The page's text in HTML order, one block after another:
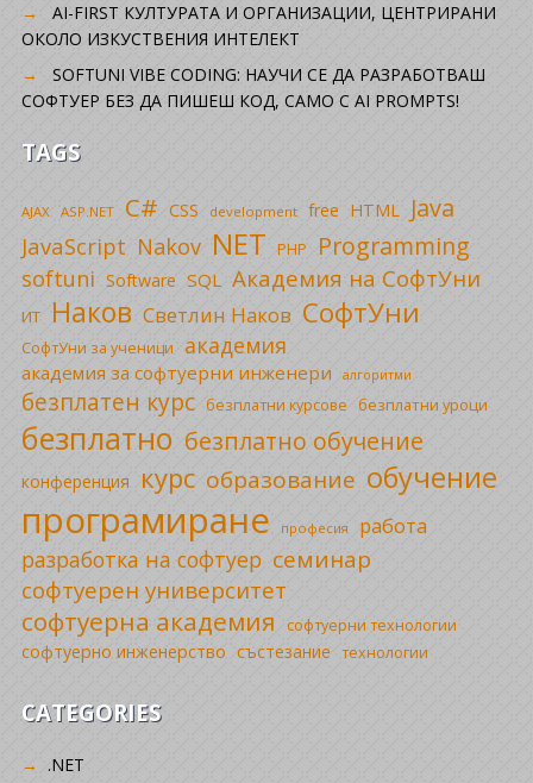
AI-FIRST КУЛТУРАТА И ОРГАНИЗАЦИИ, ЦЕНТРИРАНИ
ОКОЛО ИЗКУСТВЕНИЯ ИНТЕЛЕКТ
SOFTUNI VIBE CODING: НАУЧИ СЕ ДА РАЗРАБОТВАШ
СОФТУЕР БЕЗ ДА ПИШЕШ КОД, САМО С AI PROMPTS!
TAGS
AJAX ASP.NET C# CSS development free HTML Java
JavaScript Nakov NET PHP Programming
softuni Software SQL Академия на СофтУни
ИТ Наков Светлин Наков СофтУни
СофтУни за ученици академия
академия за софтуерни инженери алгоритми
безплатен курс безплатни курсове безплатни уроци
безплатно безплатно обучение
конференция курс образование обучение
програмиране професия работа
разработка на софтуер семинар
софтуерен университет
софтуерна академия софтуерни технологии
софтуерно инженерство състезание технологии
CATEGORIES
.NET